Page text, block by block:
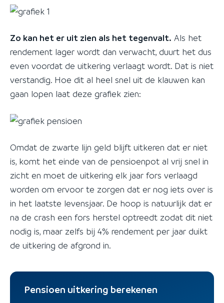
Zo kan het er uit zien als het tegenvalt. Als het
rendement lager wordt dan verwacht, duurt het dus
even voordat de uitkering verlaagt wordt. Dat is niet
verstandig. Hoe dit al heel snel uit de klauwen kan
gaan lopen laat deze grafiek zien:
Omdat de zwarte lijn geld blijft uitkeren dat er niet
is, komt het einde van de pensioenpot al vrij snel in
zicht en moet de uitkering elk jaar fors verlaagd
worden om ervoor te zorgen dat er nog iets over is
in het laatste levensjaar. De hoop is natuurlijk dat er
na de crash een fors herstel optreedt zodat dit niet
nodig is, maar zelfs bij 4% rendement per jaar duikt
de uitkering de afgrond in.
Pensioen uitkering berekenen